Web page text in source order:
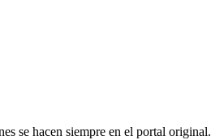
se hacen siempre en el portal original.